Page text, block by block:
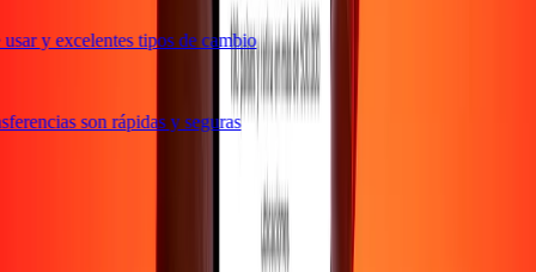
y excelentes tipos de cambio
son rápidas y seguras